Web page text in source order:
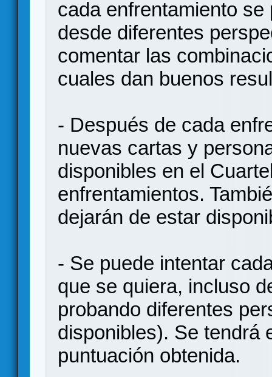
cada enfrentamiento
desde diferentes
comentar las
cuales dan buenos
- Después de cada
nuevas cartas y
disponibles en el
enfrentamientos.
dejarán de estar
- Se puede intentar
que se quiera, incluso
probando diferentes
disponibles). Se tendrá
puntuación obtenida.